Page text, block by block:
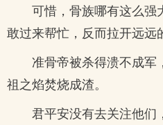
可惜，骨族哪有这么强
敢过来帮忙，反而拉开远远
准骨帝被杀得溃不成军
祖之焰焚烧成渣。
君平安没有去关注他们